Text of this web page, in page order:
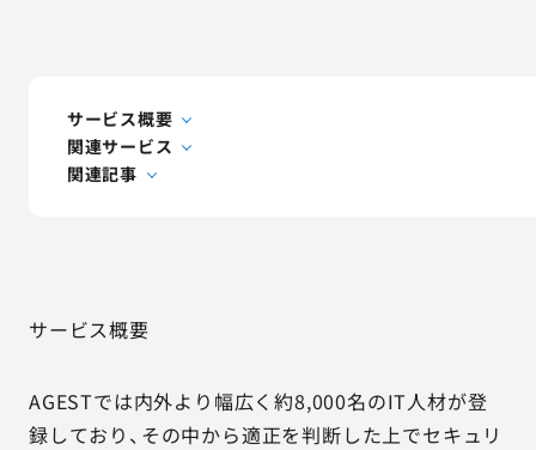
会社情報
※その他のご連絡は03-5333-1246
サービス概要
関連サービス
関連記事
サービス概要
AGESTでは内外より幅広く約8,000名のIT人材が登
録しており、その中から適正を判断した上でセキュリ